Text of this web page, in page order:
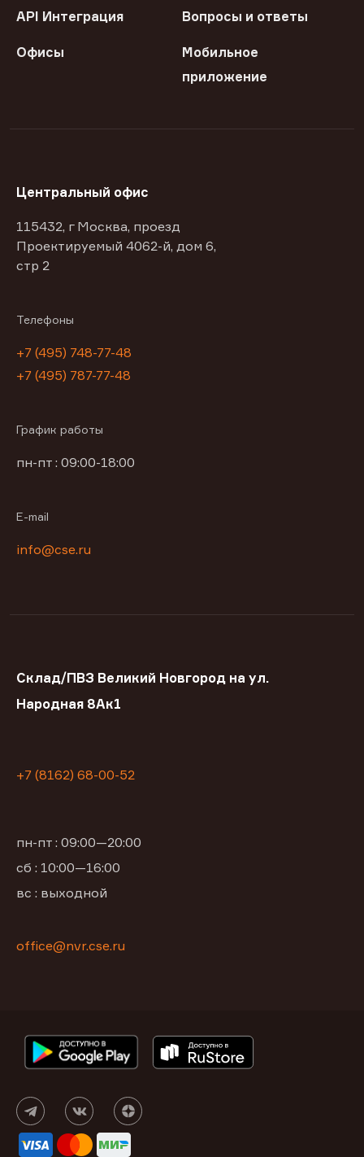
API Интеграция Вопросы и ответы
Офисы
Мобильное
приложение
Центральный офис
115432, г Москва, проезд
Проектируемый 4062-й, дом 6,
стр 2
Телефоны
+7 (495) 748-77-48
+7 (495) 787-77-48
График работы
пн-пт : 09:00-18:00
E-mail
info@cse.ru
Склад/ПВЗ Великий Новгород на ул.
Народная 8Ак1
+7 (8162) 68-00-52
пн-пт : 09:00—20:00
сб : 10:00—16:00
вс : выходной
office@nvr.cse.ru